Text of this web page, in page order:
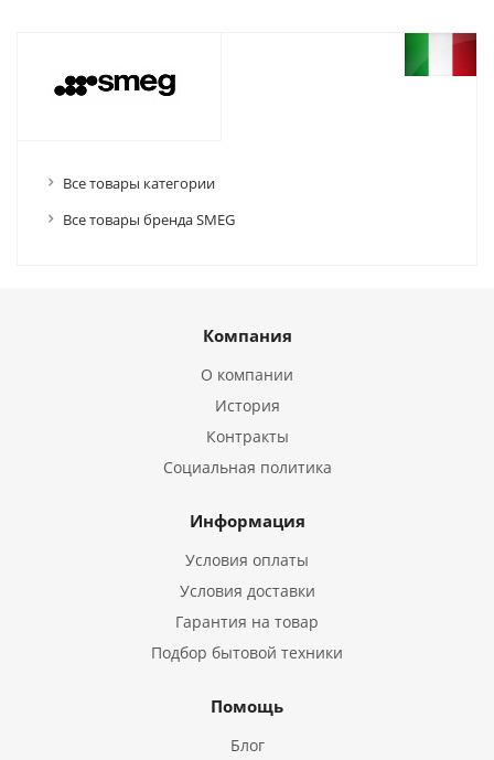
Все товары категории
Все товары бренда SMEG
Компания
О компании
История
Контракты
Социальная политика
Информация
Условия оплаты
Условия доставки
Гарантия на товар
Подбор бытовой техники
Помощь
Блог